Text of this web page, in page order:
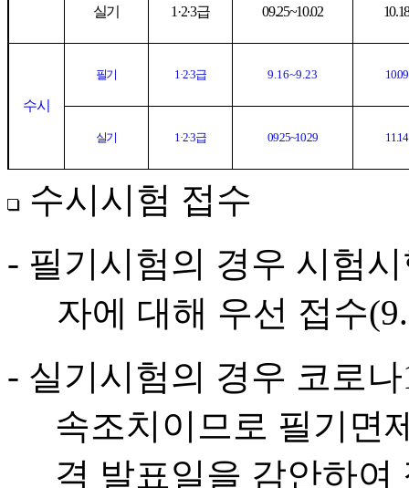
실기 1·2·3급 09.25~10.02
수시
필기 1·2·3급 9.16~9.23 10.09
실기 1·2·3급 09.25~10.29 11.14
수시시험 접수
- 필기시험의 경우 시험
자에 대해 우선 접수
- 실기시험의 경우 코로나
속조치이므로 필기면
격 발표일을 감안하여